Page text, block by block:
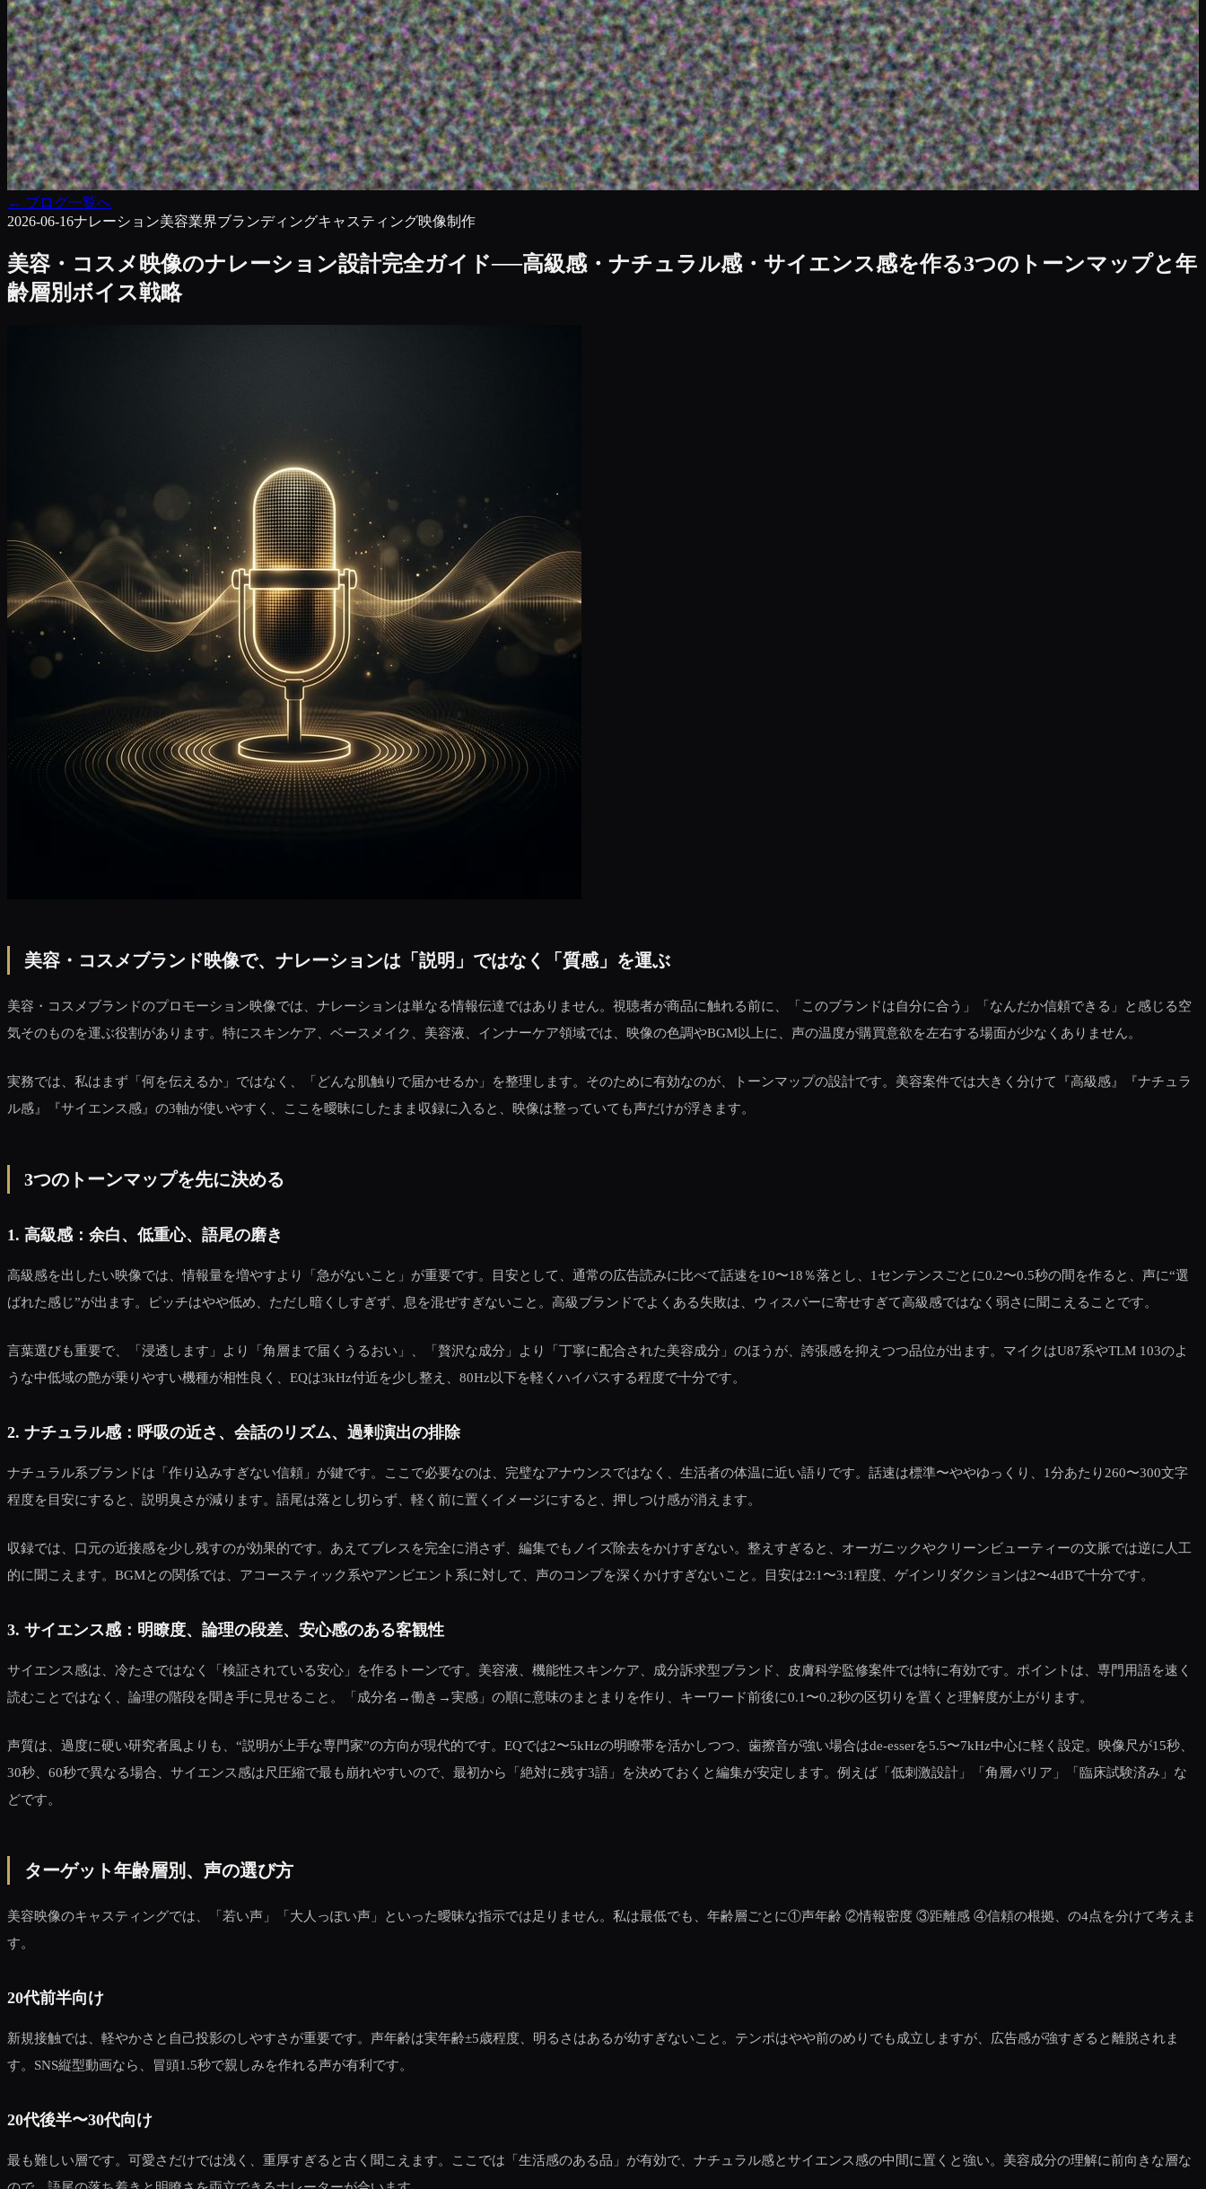
← ブログ一覧へ
2026-06-16ナレーション美容業界ブランディングキャスティング映像制作
美容・コスメ映像のナレーション設計完全ガイド──高級感・ナチュラル感・サイエンス感を作る3つのトーンマップと年
齢層別ボイス戦略
美容・コスメブランド映像で、ナレーションは「説明」ではなく「質感」を運ぶ
美容・コスメブランドのプロモーション映像では、ナレーションは単なる情報伝達ではありません。視聴者が商品に触れる前に、「このブランドは自分に合う」「なんだか信頼できる」と感じる空
気そのものを運ぶ役割があります。特にスキンケア、ベースメイク、美容液、インナーケア領域では、映像の色調やBGM以上に、声の温度が購買意欲を左右する場面が少なくありません。
実務では、私はまず「何を伝えるか」ではなく、「どんな肌触りで届かせるか」を整理します。そのために有効なのが、トーンマップの設計です。美容案件では大きく分けて『高級感』『ナチュラ
ル感』『サイエンス感』の3軸が使いやすく、ここを曖昧にしたまま収録に入ると、映像は整っていても声だけが浮きます。
3つのトーンマップを先に決める
1. 高級感：余白、低重心、語尾の磨き
高級感を出したい映像では、情報量を増やすより「急がないこと」が重要です。目安として、通常の広告読みに比べて話速を10〜18％落とし、1センテンスごとに0.2〜0.5秒の間を作ると、声に“選
ばれた感じ”が出ます。ピッチはやや低め、ただし暗くしすぎず、息を混ぜすぎないこと。高級ブランドでよくある失敗は、ウィスパーに寄せすぎて高級感ではなく弱さに聞こえることです。
言葉選びも重要で、「浸透します」より「角層まで届くうるおい」、「贅沢な成分」より「丁寧に配合された美容成分」のほうが、誇張感を抑えつつ品位が出ます。マイクはU87系やTLM 103のよ
うな中低域の艶が乗りやすい機種が相性良く、EQは3kHz付近を少し整え、80Hz以下を軽くハイパスする程度で十分です。
2. ナチュラル感：呼吸の近さ、会話のリズム、過剰演出の排除
ナチュラル系ブランドは「作り込みすぎない信頼」が鍵です。ここで必要なのは、完璧なアナウンスではなく、生活者の体温に近い語りです。話速は標準〜ややゆっくり、1分あたり260〜300文字
程度を目安にすると、説明臭さが減ります。語尾は落とし切らず、軽く前に置くイメージにすると、押しつけ感が消えます。
収録では、口元の近接感を少し残すのが効果的です。あえてブレスを完全に消さず、編集でもノイズ除去をかけすぎない。整えすぎると、オーガニックやクリーンビューティーの文脈では逆に人工
的に聞こえます。BGMとの関係では、アコースティック系やアンビエント系に対して、声のコンプを深くかけすぎないこと。目安は2:1〜3:1程度、ゲインリダクションは2〜4dBで十分です。
3. サイエンス感：明瞭度、論理の段差、安心感のある客観性
サイエンス感は、冷たさではなく「検証されている安心」を作るトーンです。美容液、機能性スキンケア、成分訴求型ブランド、皮膚科学監修案件では特に有効です。ポイントは、専門用語を速く
読むことではなく、論理の階段を聞き手に見せること。「成分名→働き→実感」の順に意味のまとまりを作り、キーワード前後に0.1〜0.2秒の区切りを置くと理解度が上がります。
声質は、過度に硬い研究者風よりも、“説明が上手な専門家”の方向が現代的です。EQでは2〜5kHzの明瞭帯を活かしつつ、歯擦音が強い場合はde-esserを5.5〜7kHz中心に軽く設定。映像尺が15秒、
30秒、60秒で異なる場合、サイエンス感は尺圧縮で最も崩れやすいので、最初から「絶対に残す3語」を決めておくと編集が安定します。例えば「低刺激設計」「角層バリア」「臨床試験済み」な
どです。
ターゲット年齢層別、声の選び方
美容映像のキャスティングでは、「若い声」「大人っぽい声」といった曖昧な指示では足りません。私は最低でも、年齢層ごとに①声年齢 ②情報密度 ③距離感 ④信頼の根拠、の4点を分けて考えま
す。
20代前半向け
新規接触では、軽やかさと自己投影のしやすさが重要です。声年齢は実年齢±5歳程度、明るさはあるが幼すぎないこと。テンポはやや前のめりでも成立しますが、広告感が強すぎると離脱されま
す。SNS縦型動画なら、冒頭1.5秒で親しみを作れる声が有利です。
20代後半〜30代向け
最も難しい層です。可愛さだけでは浅く、重厚すぎると古く聞こえます。ここでは「生活感のある品」が有効で、ナチュラル感とサイエンス感の中間に置くと強い。美容成分の理解に前向きな層な